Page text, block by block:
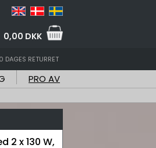
0,00 DKK
DAGES RETURRET
PRO AV
x 130 W,